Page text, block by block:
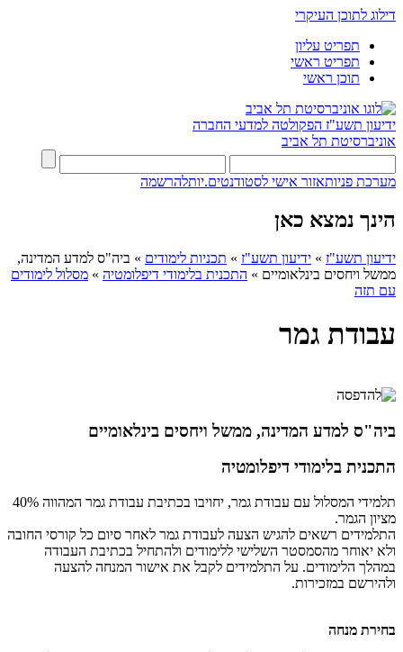
דילוג לתוכן העיקרי
תפריט עליון
תפריט ראשי
תוכן ראשי
ידיעון תשע"ז הפקולטה למדעי החברה
אוניברסיטת תל אביב
מערכת פניותאזור אישי לסטודנטים.יותלהרשמה
הינך נמצא כאן
ידיעון תשע"ז » ידיעון תשע"ז » תכניות לימודים » ביה"ס למדע המדינה,
ממשל ויחסים בינלאומיים » התכנית בלימודי דיפלומטיה » מסלול לימודים
עם תזה
עבודת גמר
ביה"ס למדע המדינה, ממשל ויחסים בינלאומיים
התכנית בלימודי דיפלומטיה
תלמידי המסלול עם עבודת גמר, יחויבו בכתיבת עבודת גמר המהווה 40%
מציון הגמר.
התלמידים רשאים להגיש הצעה לעבודת גמר לאחר סיום כל קורסי החובה
ולא יאוחר מהסמסטר השלישי ללימודים ולהתחיל בכתיבת העבודה
במהלך הלימודים. על התלמידים לקבל את אישור המנחה להצעה
ולהירשם במזכירות.
​בחירת מנחה